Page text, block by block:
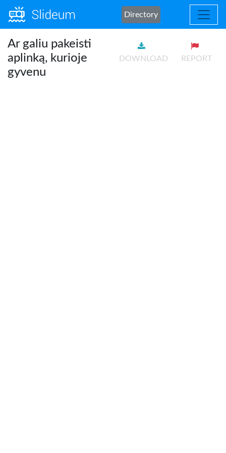
Directory
Ar galiu pakeisti
aplinką, kurioje
gyvenu
DOWNLOAD REPORT